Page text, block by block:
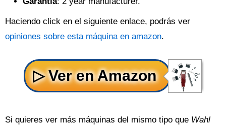
Haciendo click en el siguiente enlace, podrás ver
opiniones sobre esta máquina en amazon.
Si quieres ver más máquinas del mismo tipo que Wahl